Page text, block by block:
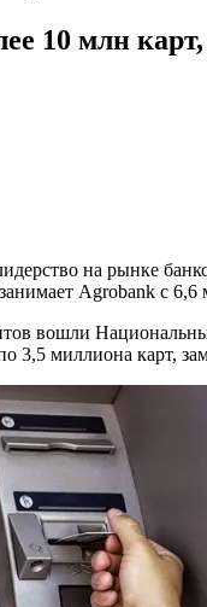
10 млн
на рынке
Agrobank с
вошли
3,5 миллиона карт,